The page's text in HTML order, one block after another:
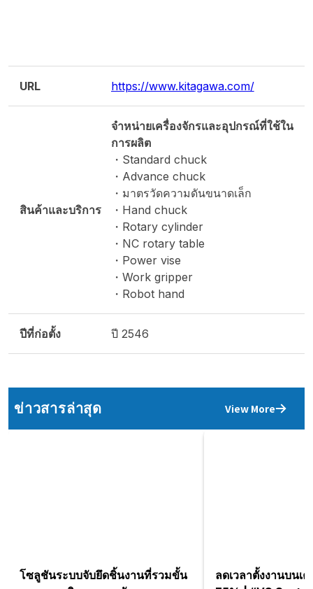
URL https://www.kitagawa.com/
สินค้าและบริการ
จำหน่ายเครื่องจักรและอุปกรณ์ที่ใช้ใน
การผลิต
・Standard chuck
・Advance chuck
・มาตรวัดความดันขนาดเล็ก
・Hand chuck
・Rotary cylinder
・NC rotary table
・Power vise
・Work gripper
・Robot hand
ปีที่ก่อตั้ง ปี 2546
ข่าวสารล่าสุด View More
โซลูชันระบบจับยึดชิ้นงานที่รวมขั้น
ลดเวลาตั้งงานบนเ